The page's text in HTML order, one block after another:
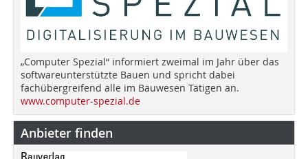
„Computer Spezial“ informiert zweimal im Jahr über das
softwareunterstützte Bauen und spricht dabei
fachübergreifend alle im Bauwesen Tätigen an.
www.computer-spezial.de
Anbieter finden